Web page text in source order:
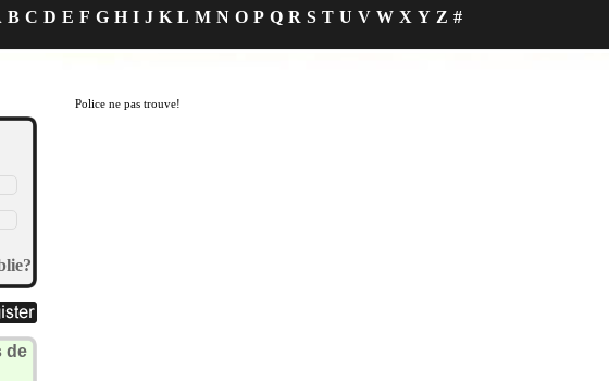
B C D E F G H I J K L M N O P Q R S T U V W X Y Z #
de
Police ne pas trouve!